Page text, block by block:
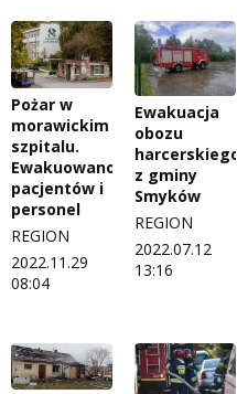
Pożar w
morawickim
szpitalu.
Ewakuowano
pacjentów i
personel
REGION
2022.11.29
08:04
Ewakuacja
obozu
harcerskiego
z gminy
Smyków
REGION
2022.07.12
13:16